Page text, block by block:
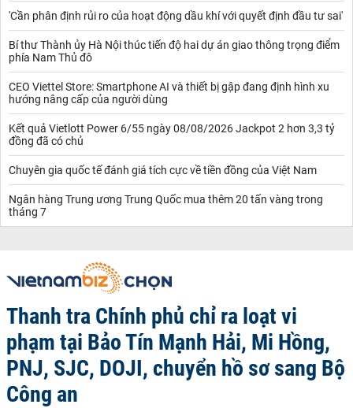
'Cần phân định rủi ro của hoạt động dầu khí với quyết định đầu tư sai'
Bí thư Thành ủy Hà Nội thúc tiến độ hai dự án giao thông trọng điểm
phía Nam Thủ đô
CEO Viettel Store: Smartphone AI và thiết bị gập đang định hình xu
hướng nâng cấp của người dùng
Kết quả Vietlott Power 6/55 ngày 08/08/2026 Jackpot 2 hơn 3,3 tỷ
đồng đã có chủ
Chuyên gia quốc tế đánh giá tích cực về tiền đồng của Việt Nam
Ngân hàng Trung ương Trung Quốc mua thêm 20 tấn vàng trong
tháng 7
Thanh tra Chính phủ chỉ ra loạt vi
phạm tại Bảo Tín Mạnh Hải, Mi Hồng,
PNJ, SJC, DOJI, chuyển hồ sơ sang Bộ
Công an